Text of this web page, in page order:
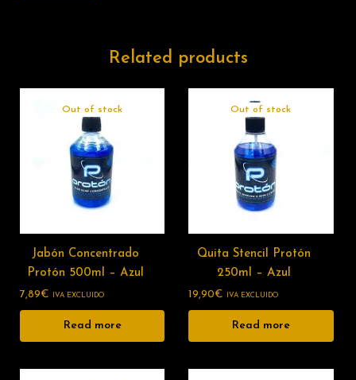
Related products
Out of stock
Jabón Concentrado
Protón 500ml – Azul
7,89€ IVA EXCLUIDO
Read more
Out of stock
Quita Stencil Protón
250ml – Azul
19,90€ IVA EXCLUIDO
Read more